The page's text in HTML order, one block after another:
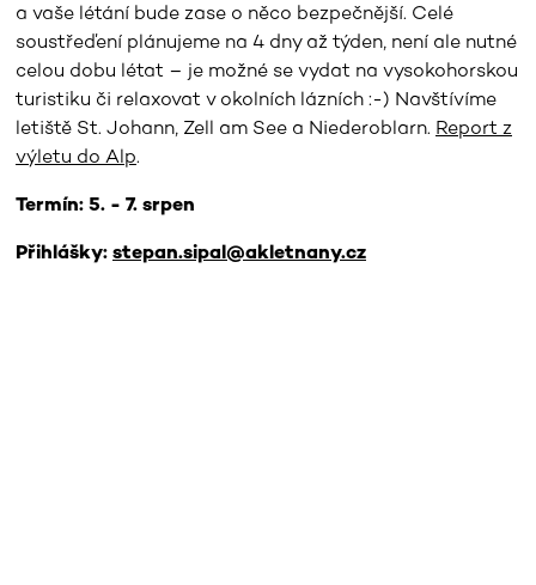
a vaše létání bude zase o něco bezpečnější. Celé
soustřeďení plánujeme na 4 dny až týden, není ale nutné
celou dobu létat – je možné se vydat na vysokohorskou
turistiku či relaxovat v okolních lázních :-) Navštívíme
letiště St. Johann, Zell am See a Niederoblarn. Report z
výletu do Alp.
Termín: 5. - 7. srpen
Přihlášky: stepan.sipal@akletnany.cz